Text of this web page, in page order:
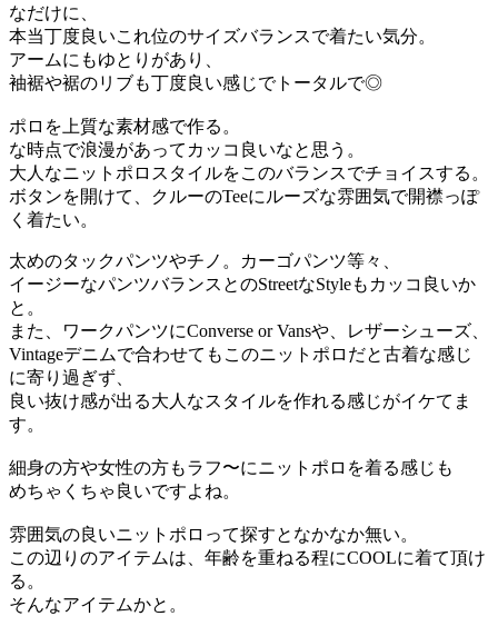
なだけに、
本当丁度良いこれ位のサイズバランスで着たい気分。
アームにもゆとりがあり、
袖裾や裾のリブも丁度良い感じでトータルで◎
ポロを上質な素材感で作る。
な時点で浪漫があってカッコ良いなと思う。
大人なニットポロスタイルをこのバランスでチョイスする。
ボタンを開けて、クルーのTeeにルーズな雰囲気で開襟っぽ
く着たい。
太めのタックパンツやチノ。カーゴパンツ等々、
イージーなパンツバランスとのStreetなStyleもカッコ良いか
と。
また、ワークパンツにConverse or Vansや、レザーシューズ、
Vintageデニムで合わせてもこのニットポロだと古着な感じ
に寄り過ぎず、
良い抜け感が出る大人なスタイルを作れる感じがイケてま
す。
細身の方や女性の方もラフ〜にニットポロを着る感じも
めちゃくちゃ良いですよね。
雰囲気の良いニットポロって探すとなかなか無い。
この辺りのアイテムは、年齢を重ねる程にCOOLに着て頂け
る。
そんなアイテムかと。